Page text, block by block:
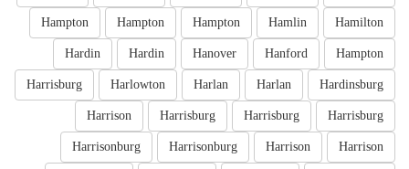
Hamilton
Hamlin
Hampton
Hampton
Hampton
Hampton
Hanford
Hanover
Hardin
Hardin
Hardinsburg
Harlan
Harlan
Harlowton
Harrisburg
Harrisburg
Harrisburg
Harrisburg
Harrison
Harrison
Harrison
Harrisonburg
Harrisonburg